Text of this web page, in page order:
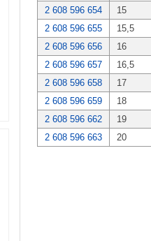
2 608 596 654
15
2 608 596 655
15,5
2 608 596 656
16
2 608 596 657
16,5
2 608 596 658
17
2 608 596 659
18
2 608 596 662
19
2 608 596 663
20